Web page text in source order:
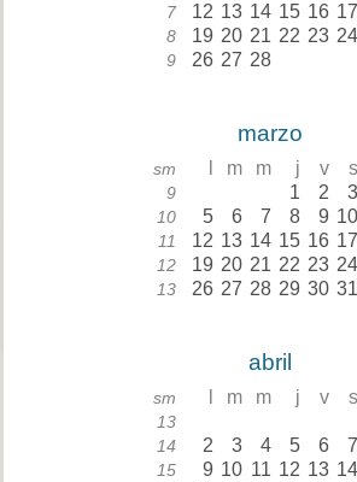
7 12 13 14 15 16 17
8 19 20 21 22 23 24
9 26 27 28
marzo
sm m m j v s
9 1 2 3
10 5 6 7 8 9 10
11 12 13 14 15 16 17
12 19 20 21 22 23 24
13 26 27 28 29 30 31
abril
sm m m j v s
13
14 2 3 4 5 6 7
15 9 10 11 12 13 14